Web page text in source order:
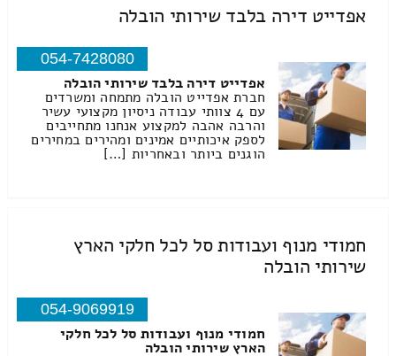
אפדייט דירה בלבד שירותי הובלה
054-7428080
אפדייט דירה בלבד שירותי הובלה
חברת אפדייט הובלה מתמחה ומשרדים
עם 4 צוותי עבודה ניסיון מקצועי עשיר
והרבה אהבה למקצוע אנחנו מתחייבים
לספק איכותיים אמינים ומהירים במחירים
הוגנים ביותר ובאחריות […]
חמודי מנוף ועבודות סל לכל חלקי הארץ
שירותי הובלה
054-9069919
חמודי מנוף ועבודות סל לכל חלקי
הארץ שירותי הובלה